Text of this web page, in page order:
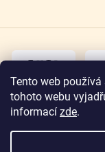
Tento web
tohoto webu
informací zde.